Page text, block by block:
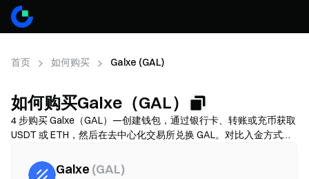
首页 如何购买 Galxe (GAL)
如何购买Galxe（GAL）
4 步购买 Galxe（GAL）—创建钱包，通过银行卡、转账或充币获取
USDT 或 ETH，然后在去中心化交易所兑换 GAL。对比入金方式，
可用性因网络和服务商而异。
Galxe (GAL)